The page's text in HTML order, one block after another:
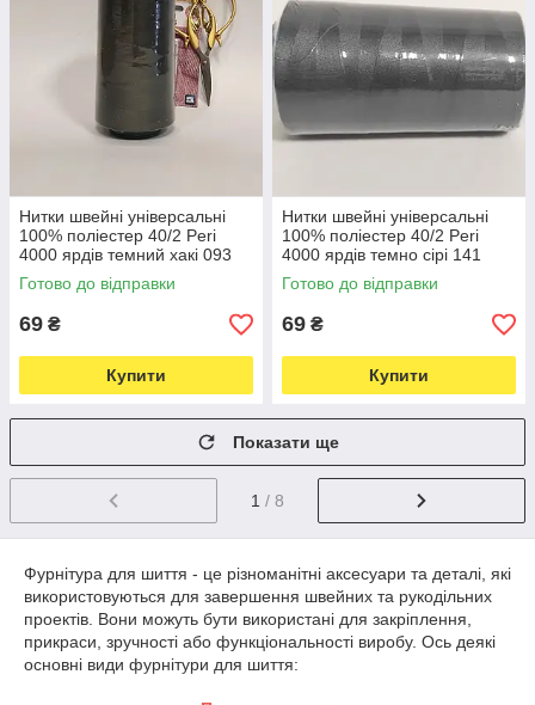
Нитки швейні універсальні
100% поліестер 40/2 Peri
4000 ярдів темний хакі 093
(6684)
Готово до відправки
69 ₴
Купити
Нитки швейні універсальні
100% поліестер 40/2 Peri
4000 ярдів темно сірі 141
(6763)
Готово до відправки
69 ₴
Купити
Показати ще
1 / 8
Фурнітура для шиття - це різноманітні аксесуари та деталі, які
використовуються для завершення швейних та рукодільних
проектів. Вони можуть бути використані для закріплення,
прикраси, зручності або функціональності виробу. Ось деякі
основні види фурнітури для шиття: